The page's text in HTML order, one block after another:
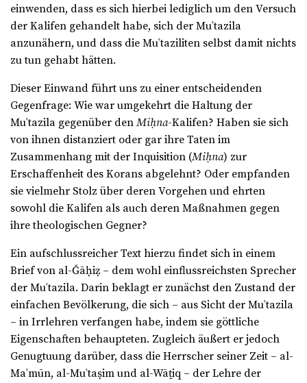
einwenden, dass es sich hierbei lediglich um den Versuch
der Kalifen gehandelt habe, sich der Muʿtazila
anzunähern, und dass die Muʿtaziliten selbst damit nichts
zu tun gehabt hätten.
Dieser Einwand führt uns zu einer entscheidenden
Gegenfrage: Wie war umgekehrt die Haltung der
Muʿtazila gegenüber den Miḥna-Kalifen? Haben sie sich
von ihnen distanziert oder gar ihre Taten im
Zusammenhang mit der Inquisition (Miḥna) zur
Erschaffenheit des Korans abgelehnt? Oder empfanden
sie vielmehr Stolz über deren Vorgehen und ehrten
sowohl die Kalifen als auch deren Maßnahmen gegen
ihre theologischen Gegner?
Ein aufschlussreicher Text hierzu findet sich in einem
Brief von al-Ǧāḥiẓ – dem wohl einflussreichsten Sprecher
der Muʿtazila. Darin beklagt er zunächst den Zustand der
einfachen Bevölkerung, die sich – aus Sicht der Muʿtazila
– in Irrlehren verfangen habe, indem sie göttliche
Eigenschaften behaupteten. Zugleich äußert er jedoch
Genugtuung darüber, dass die Herrscher seiner Zeit – al-
Maʾmūn, al-Muʿtaṣim und al-Wāṯiq – der Lehre der